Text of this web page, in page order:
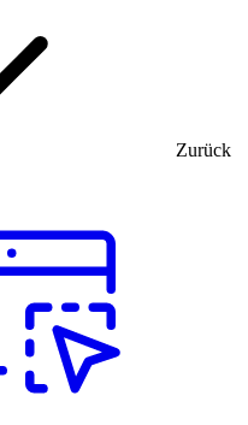
Zurück